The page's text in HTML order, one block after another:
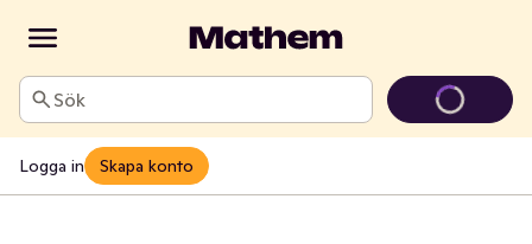
Sök
Logga in Skapa konto